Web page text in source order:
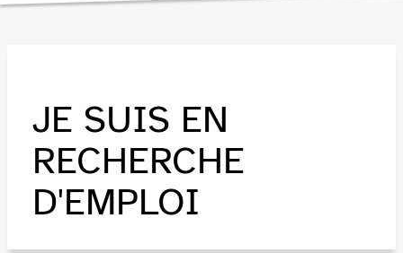
JE SUIS EN
RECHERCHE
D'EMPLOI